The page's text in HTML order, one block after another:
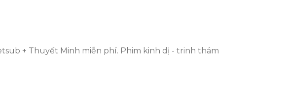
+ Thuyết Minh miễn phí. Phim kinh dị - trinh thám